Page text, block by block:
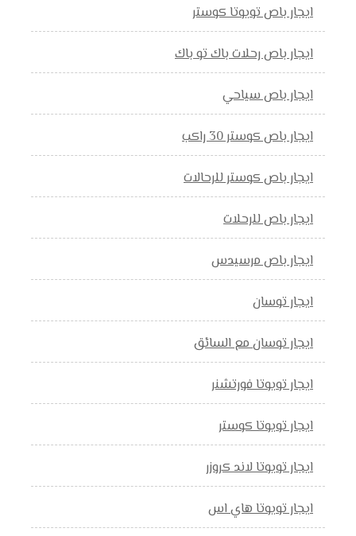
ايجار باص تويوتا كوستر
ايجار باص رحلات باك تو باك
ايجار باص سياحي
ايجار باص كوستر 30 راكب
ايجار باص كوستر للرحالات
ايجار باص للرحلات
ايجار باص مرسيدس
ايجار توسان
ايجار توسان مع السائق
ايجار تويوتا فورتشنر
ايجار تويوتا كوستر
ايجار تويوتا لاند كروزر
ايجار تويوتا هاي اس